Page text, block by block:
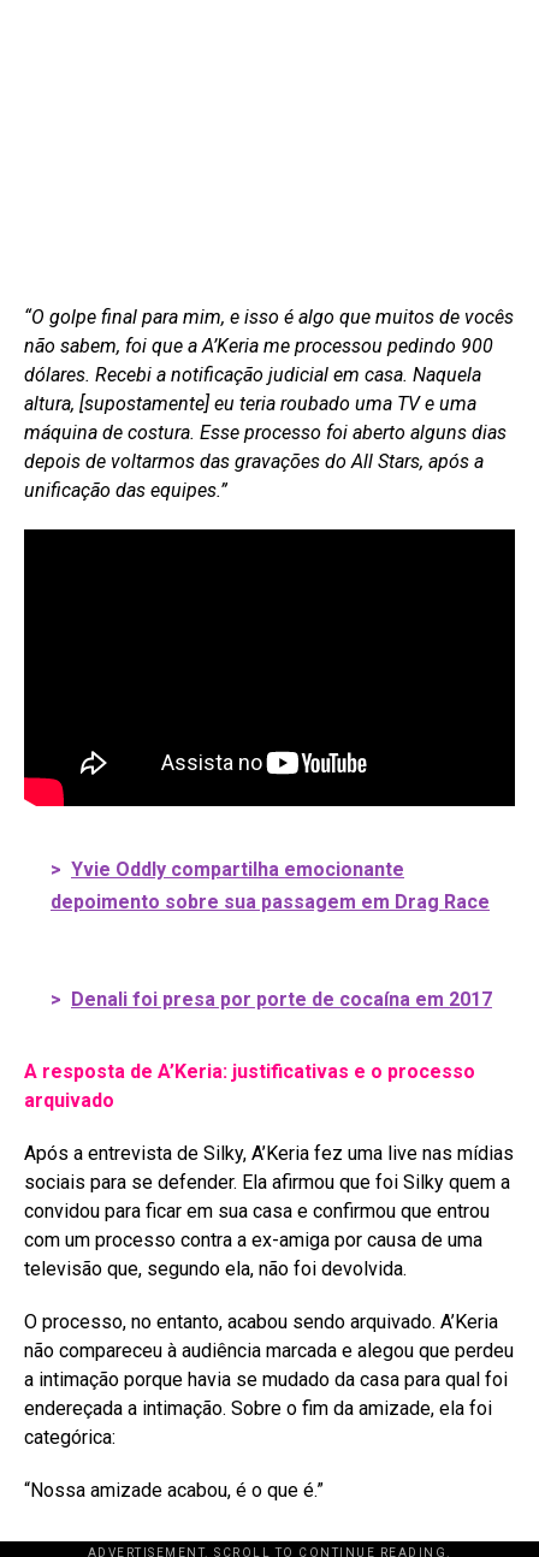
“O golpe final para mim, e isso é algo que muitos de vocês
não sabem, foi que a A’Keria me processou pedindo 900
dólares. Recebi a notificação judicial em casa. Naquela
altura, [supostamente] eu teria roubado uma TV e uma
máquina de costura. Esse processo foi aberto alguns dias
depois de voltarmos das gravações do All Stars, após a
unificação das equipes.”
> Yvie Oddly compartilha emocionante
depoimento sobre sua passagem em Drag Race
> Denali foi presa por porte de cocaína em 2017
A resposta de A’Keria: justificativas e o processo
arquivado
Após a entrevista de Silky, A’Keria fez uma live nas mídias
sociais para se defender. Ela afirmou que foi Silky quem a
convidou para ficar em sua casa e confirmou que entrou
com um processo contra a ex-amiga por causa de uma
televisão que, segundo ela, não foi devolvida.
O processo, no entanto, acabou sendo arquivado. A’Keria
não compareceu à audiência marcada e alegou que perdeu
a intimação porque havia se mudado da casa para qual foi
endereçada a intimação. Sobre o fim da amizade, ela foi
categórica:
“Nossa amizade acabou, é o que é.”
ADVERTISEMENT. SCROLL TO CONTINUE READING.